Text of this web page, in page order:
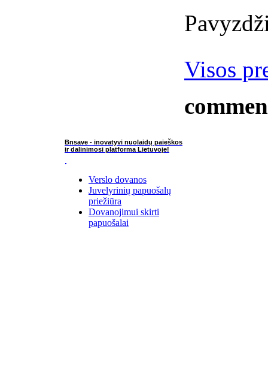
Visos
Bnsave - inovatyvi nuolaidų paieškos
ir dalinimosi platforma Lietuvoje!
Verslo dovanos
Juvelyrinių papuošalų
priežiūra
Dovanojimui skirti
papuošalai